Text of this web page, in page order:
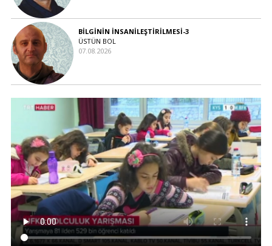
BİLGİNİN İNSANİLEŞTİRİLMESİ-3
ÜSTÜN BOL
07.08.2026